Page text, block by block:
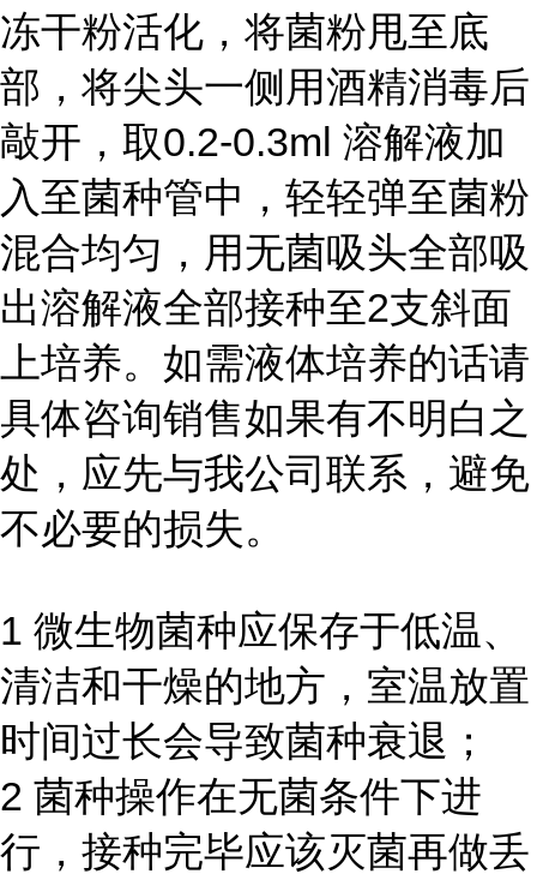
冻干粉活化，将菌粉甩至底
部，将尖头一侧用酒精消毒后
敲开，取0.2-0.3ml 溶解液加
入至菌种管中，轻轻弹至菌粉
混合均匀，用无菌吸头全部吸
出溶解液全部接种至2支斜面
上培养。如需液体培养的话请
具体咨询销售如果有不明白之
处，应先与我公司联系，避免
不必要的损失。
1 微生物菌种应保存于低温、
清洁和干燥的地方，室温放置
时间过长会导致菌种衰退；
2 菌种操作在无菌条件下进
行，接种完毕应该灭菌再做丢